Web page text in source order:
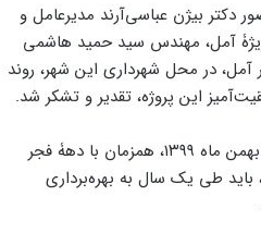
۱۵ تیرماه ۱۴۰۰، در نشستی با حضور دکتر بیژن عباسی‌آرند مدیرعامل و
ویژۀ آمل، مهندس سید حمید هاشمی
در محل شهرداری این شهر، روند
این پروژه، تقدیر و تشکر شد.
عملیات اجرایی شبکۀ فیبرنوری ایرانسل و راه‌اندازی پروژۀ شهر هوشمند آمل، ۲۱ بهمن ماه ۱۳۹۹، همزمان با دهۀ فجر
باید طی یک سال به بهره‌برداری